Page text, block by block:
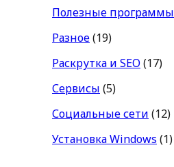
Полезные программы
Разное(19)
Раскрутка и SEO (17)
Сервисы (5)
Социальные сети (12)
Установка Windows (1)